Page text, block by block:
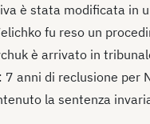
è stata modificata in
fu reso un
è arrivato in
anni di reclusione per
la sentenza